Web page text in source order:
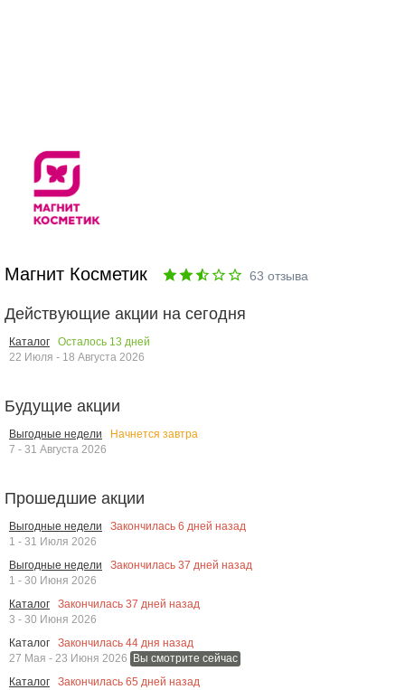
Магнит Косметик 63 отзыва
Действующие акции на сегодня
Каталог Осталось 13 дней
22 Июля - 18 Августа 2026
Будущие акции
Выгодные недели
Начнется завтра
7 - 31 Августа 2026
Прошедшие акции
Выгодные недели Закончилась 6 дней назад
1 - 31 Июля 2026
Выгодные недели
Закончилась 37 дней назад
1 - 30 Июня 2026
Каталог
Закончилась 37 дней назад
3 - 30 Июня 2026
Каталог
Закончилась 44 дня назад
27 Мая - 23 Июня 2026
Вы смотрите сейчас
Каталог
Закончилась 65 дней назад